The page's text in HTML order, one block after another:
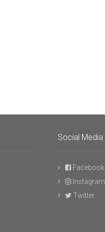
Social Media
Facebook
Instagram
Twitter